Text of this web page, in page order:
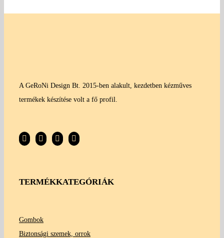
A GeRoNi Design Bt. 2015-ben alakult, kezdetben kézműves
termékek készítése volt a fő profil.
TERMÉKKATEGÓRIÁK
Gombok
Biztonsági szemek, orrok